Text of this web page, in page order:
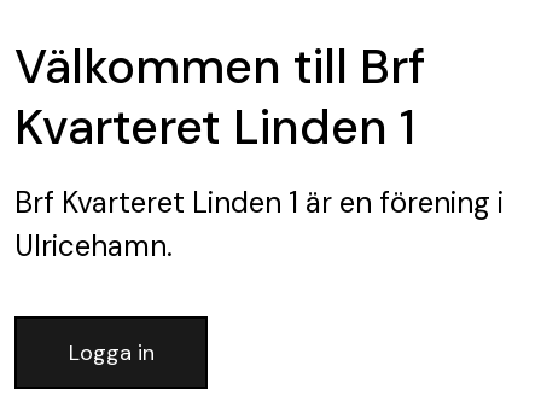
Välkommen till Brf
Kvarteret Linden 1
Brf Kvarteret Linden 1 är en förening i
Ulricehamn.
Logga in